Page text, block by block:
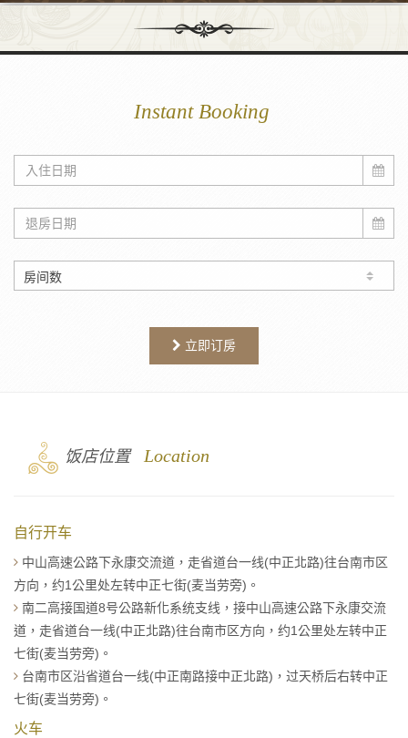
Instant Booking
立即订房
3 饭店位置 Location
自行开车
中山高速公路下永康交流道，走省道台一线(中正北路)往台南市区
方向，约1公里处左转中正七街(麦当劳旁)。
南二高接国道8号公路新化系统支线，接中山高速公路下永康交流
道，走省道台一线(中正北路)往台南市区方向，约1公里处左转中正
七街(麦当劳旁)。
台南市区沿省道台一线(中正南路接中正北路)，过天桥后右转中正
七街(麦当劳旁)。
火车